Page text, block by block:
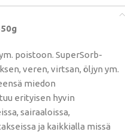
poistoon. SuperSorb-
veren, virtsan, öljyn ym.
miedon
erityisen hyvin
sairaaloissa,
ja kaikkialla missä